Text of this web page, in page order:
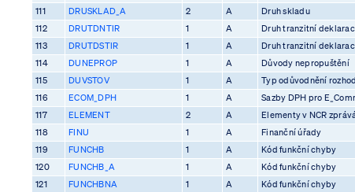
111
DRUSKLAD_A 2 A Druh skladu
112
DRUTDNTIR 1 A Druh tranzitní
113
DRUTDSTIR 1 A Druh tranzitní
114
DUNEPROP 1 A Důvody nepropuštění
115
DUVSTOV 1 A Typ odůvodnění
116
ECOM_DPH 1 A Sazby DPH pro
117
ELEMENT 2 A Elementy v NCR
118
FINU 1 A Finanční úřady
119
FUNCHB 1 A Kód funkční chyby
120
FUNCHB_A 1 A Kód funkční chyby
121
FUNCHBNA 1 A Kód funkční chyby